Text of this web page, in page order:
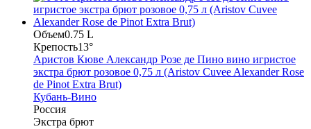
Объем0.75 L
Крепость13°
Аристов Кюве Александр Розе де Пино вино игристое
экстра брют розовое 0,75 л (Aristov Cuvee Alexander Rose
de Pinot Extra Brut)
Кубань-Вино
Россия
Экстра брют